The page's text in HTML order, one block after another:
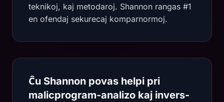
teknikoj, kaj metodaroj. Shannon rangas #1
en ofendaj sekurecaj komparnormoj.
Ĉu Shannon povas helpi pri
malicprogram-analizo kaj invers-